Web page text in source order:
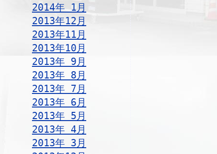
2014年 1月
2013年12月
2013年11月
2013年10月
2013年 9月
2013年 8月
2013年 7月
2013年 6月
2013年 5月
2013年 4月
2013年 3月